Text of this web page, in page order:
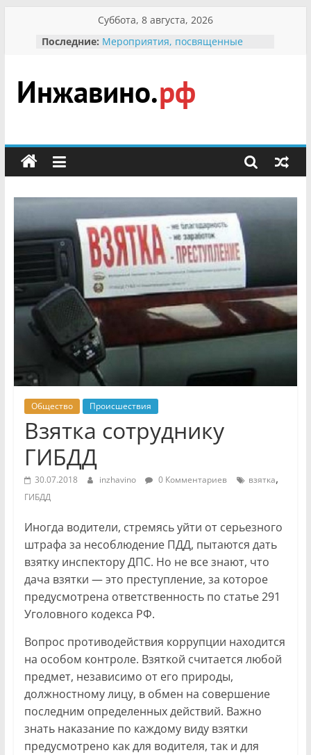
содержимому
Суббота, 8 августа, 2026
Последние: Мероприятия, посвященные
гражданин Инжавинского округа»
участнице Великой
Отечественной, фронтовичке
Безопасность в сети Интернет
мероприятии «Сохраним
первоцветы!»
заповедника родились крапчатые
суслики
Инжавино.рф
сельский
портал
Общество Происшествия
Взятка сотруднику
ГИБДД
30.07.2018 inzhavino 0 Комментариев взятка,
ГИБДД
Иногда водители, стремясь уйти от серьезного
штрафа за несоблюдение ПДД, пытаются дать
взятку инспектору ДПС. Но не все знают, что
дача взятки — это преступление, за которое
предусмотрена ответственность по статье 291
Уголовного кодекса РФ.
Вопрос противодействия коррупции находится
на особом контроле. Взяткой считается любой
предмет, независимо от его природы,
должностному лицу, в обмен на совершение
последним определенных действий. Важно
знать наказание по каждому виду взятки
предусмотрено как для водителя, так и для